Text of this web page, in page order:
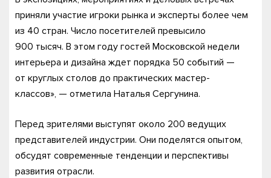
приняли участие игроки рынка и эксперты более чем
из 40 стран. Число посетителей превысило
900 тысяч. В этом году гостей Московской недели
интерьера и дизайна ждет порядка 50 событий —
от круглых столов до практических мастер-
классов», — отметила Наталья Сергунина.
Перед зрителями выступят около 200 ведущих
представителей индустрии. Они поделятся опытом,
обсудят современные тенденции и перспективы
развития отрасли.